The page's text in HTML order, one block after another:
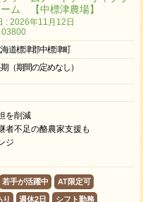
ム 【中標津農場】
: 2026年11月12日
03800
道標津郡中標津町
（期間の定めなし）
を削減
者不足の酪農家支援も
ジ
若手が活躍中 AT限定可
り 週休2日 シフト勤務